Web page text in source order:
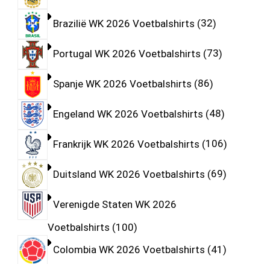
Brazilië WK 2026 Voetbalshirts 32
Portugal WK 2026 Voetbalshirts 73
Spanje WK 2026 Voetbalshirts 86
Engeland WK 2026 Voetbalshirts 48
Frankrijk WK 2026 Voetbalshirts 106
Duitsland WK 2026 Voetbalshirts 69
Verenigde Staten WK 2026
Voetbalshirts 100
Colombia WK 2026 Voetbalshirts 41